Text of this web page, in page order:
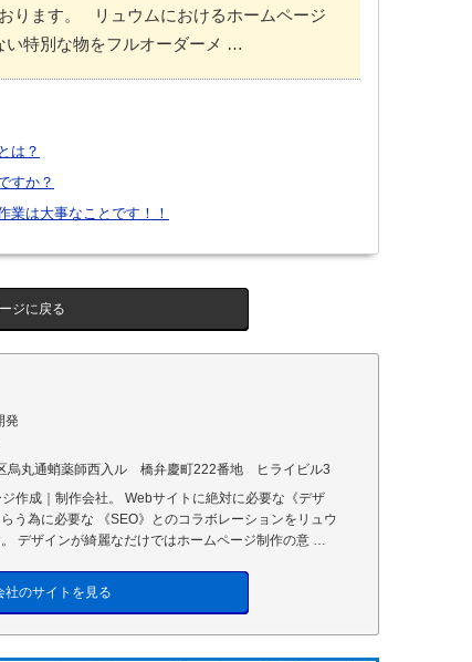
ります。 リュウムにおけるホームページ
い特別な物をフルオーダーメ …
は？
すか？
業は大事なことです！！
ジに戻る
発
烏丸通蛸薬師西入ル 橋弁慶町222番地 ヒライビル3
作成｜制作会社。 Webサイトに絶対に必要な《デザ
う為に必要な 《SEO》とのコラボレーションをリュウ
デザインが綺麗なだけではホームページ制作の意 …
社のサイトを見る